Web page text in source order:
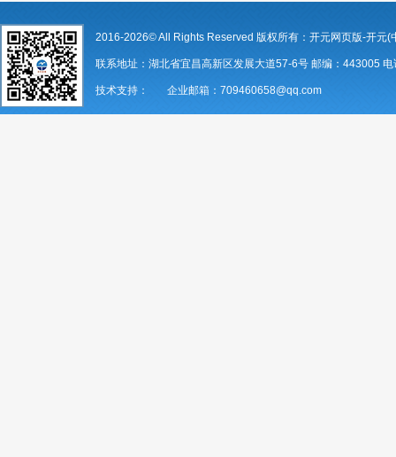
2016-2026© All Rights Reserved 版权所有：开元网页版-开元(
联系地址：湖北省宜昌高新区发展大道57-6号 邮编：443005
技术支持： 企业邮箱：709460658@qq.com